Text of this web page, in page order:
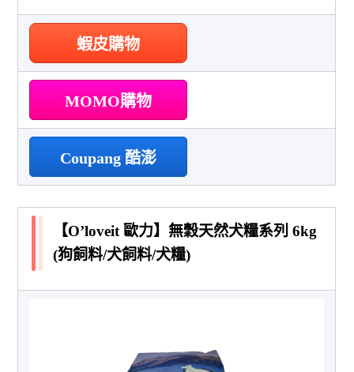
蝦皮購物
MOMO購物
Coupang 酷澎
【O’loveit 歐力】無穀天然犬糧系列 6kg
(狗飼料/犬飼料/犬糧)